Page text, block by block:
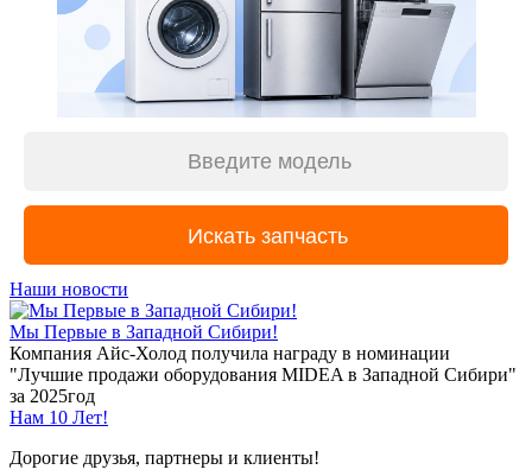
Наши новости
Мы Первые в Западной Сибири!
Компания Айс-Холод получила награду в номинации
"Лучшие продажи оборудования MIDEA в Западной Сибири"
за 2025год
Нам 10 Лет!
Дорогие друзья, партнеры и клиенты!